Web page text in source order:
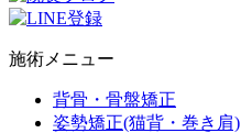
施術メニュー
背骨・骨盤矯正
姿勢矯正(猫背・巻き肩)